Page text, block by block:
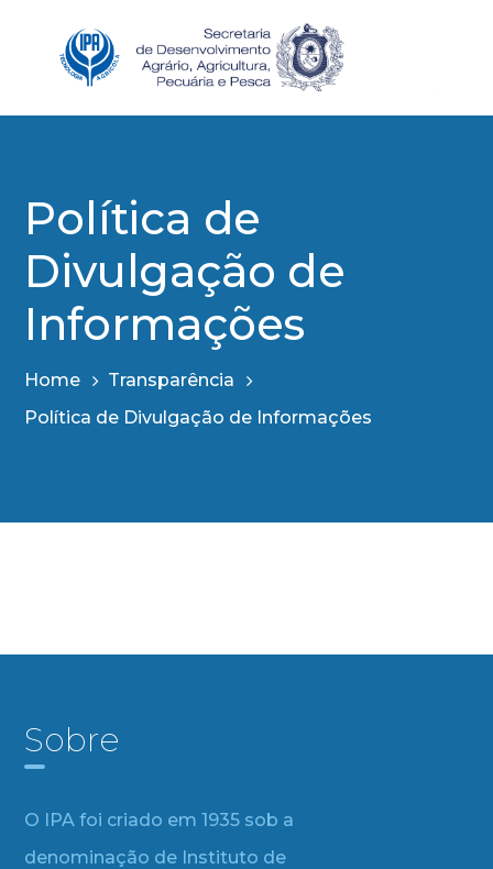
Política de
Divulgação de
Informações
Home
Transparência
Política de Divulgação de Informações
Sobre
O IPA foi criado em 1935 sob a
denominação de Instituto de